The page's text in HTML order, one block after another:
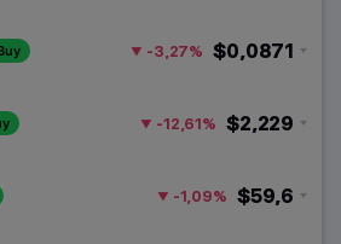
$0,0871
-3,27%
$2,229
-12,61%
$59,6
-1,09%